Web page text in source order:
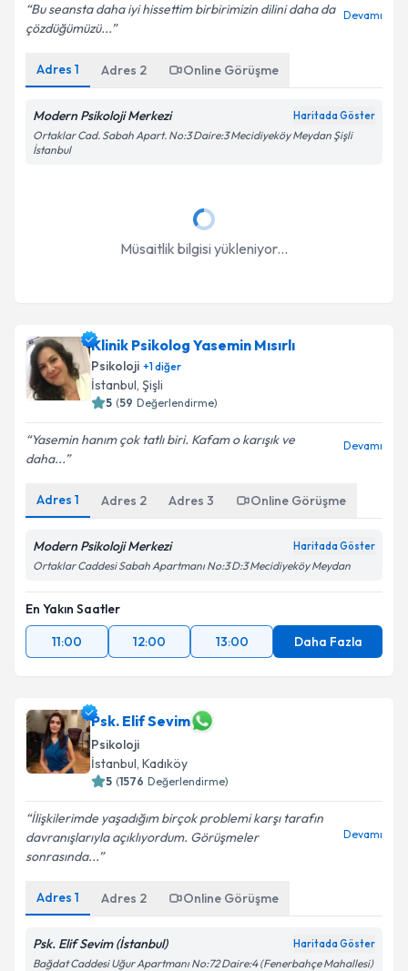
Kişisel verilerimin işlenmesine ilişkinAydınlatma
Metni
Takvim Talebini Gönder
Bu seansta daha iyi hissettim birbirimizin dilini daha da
çözdüğümüzü...
Devamı
Adres 1 Adres 2 Online Görüşme
Modern Psikoloji Merkezi Haritada Göster
Ortaklar Cad. Sabah Apart. No:3 Daire:3 Mecidiyeköy Meydan Şişli
İstanbul
Müsaitlik bilgisi yükleniyor...
Klinik Psikolog Yasemin Mısırlı
Psikoloji +1diğer
İstanbul, Şişli
5 (59 Değerlendirme)
Yasemin hanım çok tatlı biri. Kafam o karışık ve
daha...
Devamı
Adres 1 Adres 2 Adres 3 Online Görüşme
Modern Psikoloji Merkezi Haritada Göster
Ortaklar Caddesi Sabah Apartmanı No:3 D:3 Mecidiyeköy Meydan
En Yakın Saatler
11:00
12:00 13:00 Daha Fazla
Psk. Elif Sevim
Psikoloji
İstanbul, Kadıköy
5 (1576 Değerlendirme)
İlişkilerimde yaşadığım birçok problemi karşı tarafın
davranışlarıyla açıklıyordum. Görüşmeler
sonrasında...
Devamı
Adres 1 Adres 2 Online Görüşme
Psk. Elif Sevim (İstanbul) Haritada Göster
Bağdat Caddesi Uğur Apartmanı No:72 Daire:4 (Fenerbahçe Mahallesi)